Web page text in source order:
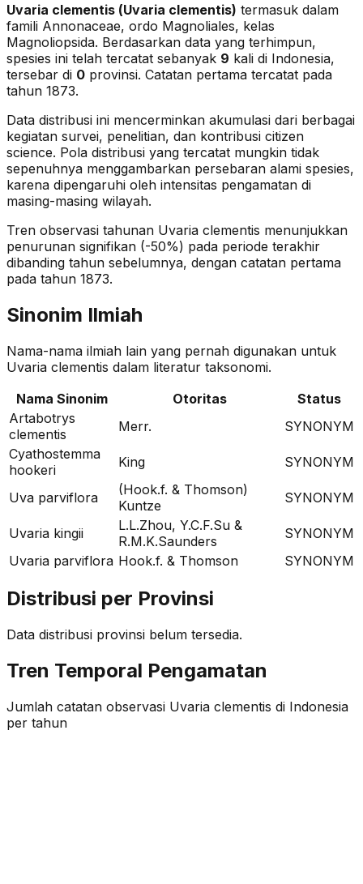
Uvaria clementis (Uvaria clementis) termasuk dalam
famili Annonaceae, ordo Magnoliales, kelas
Magnoliopsida. Berdasarkan data yang terhimpun,
spesies ini telah tercatat sebanyak 9 kali di Indonesia,
tersebar di 0 provinsi. Catatan pertama tercatat pada
tahun 1873.
Data distribusi ini mencerminkan akumulasi dari berbagai
kegiatan survei, penelitian, dan kontribusi citizen
science. Pola distribusi yang tercatat mungkin tidak
sepenuhnya menggambarkan persebaran alami spesies,
karena dipengaruhi oleh intensitas pengamatan di
masing-masing wilayah.
Tren observasi tahunan Uvaria clementis menunjukkan
penurunan signifikan (-50%) pada periode terakhir
dibanding tahun sebelumnya, dengan catatan pertama
pada tahun 1873.
Sinonim Ilmiah
Nama-nama ilmiah lain yang pernah digunakan untuk
Uvaria clementis dalam literatur taksonomi.
Nama Sinonim
Otoritas
Status
Artabotrys
clementis
Merr.
SYNONYM
Cyathostemma
hookeri
King SYNONYM
Uva parviflora
(Hook.f. & Thomson)
Kuntze
SYNONYM
Uvaria kingii
L.L.Zhou, Y.C.F.Su &
R.M.K.Saunders
SYNONYM
Uvaria parviflora Hook.f. & Thomson SYNONYM
Distribusi per Provinsi
Data distribusi provinsi belum tersedia.
Tren Temporal Pengamatan
Jumlah catatan observasi Uvaria clementis di Indonesia
per tahun